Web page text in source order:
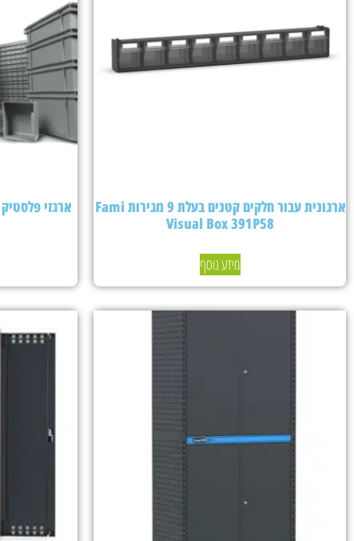
ארגונית עבור חלקים קטנים בעלת 9 מגירות Fami
Visual Box 391P58
מידע נוסף